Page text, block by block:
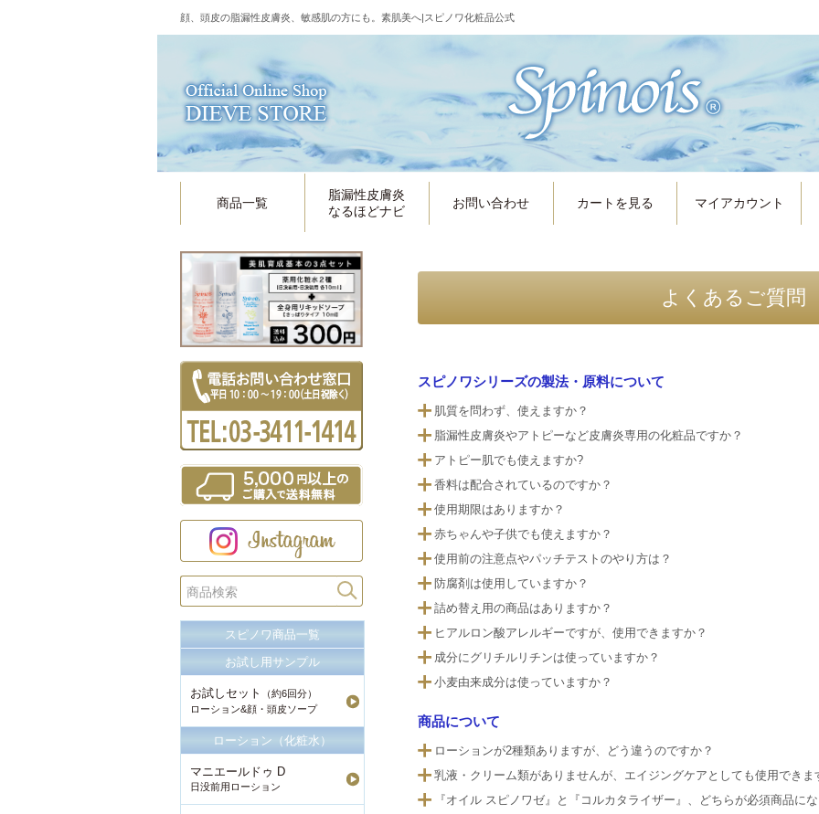
顔、頭皮の脂漏性皮膚炎、敏感肌の方にも。素肌美へ|スピノワ化粧品公式
商品一覧
脂漏性皮膚炎
なるほどナビ
お問い合わせ カートを見る マイアカウント
よくあるご質問
スピノワシリーズの製法・原料について
肌質を問わず、使えますか？
脂漏性皮膚炎やアトピーなど皮膚炎専用の化粧品ですか？
アトピー肌でも使えますか?
香料は配合されているのですか？
使用期限はありますか？
赤ちゃんや子供でも使えますか？
使用前の注意点やパッチテストのやり方は？
防腐剤は使用していますか？
詰め替え用の商品はありますか？
ヒアルロン酸アレルギーですが、使用できますか？
成分にグリチルリチンは使っていますか？
小麦由来成分は使っていますか？
商品について
ローションが2種類ありますが、どう違うのですか？
乳液・クリーム類がありませんが、エイジングケアとしても使用できま
『オイル スピノワゼ』と『コルカタライザー』、どちらが必須商品に
スピノワ商品一覧
お試し用サンプル
お試しセット
（約6回分）
ローション&顔・頭皮ソープ
ローション（化粧水）
マニエールドゥ D
日没前用ローション